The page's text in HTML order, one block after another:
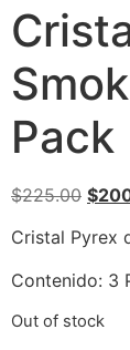
Pack
$225.00 $
Cristal Pyrex
Contenido: 3
Out of stock